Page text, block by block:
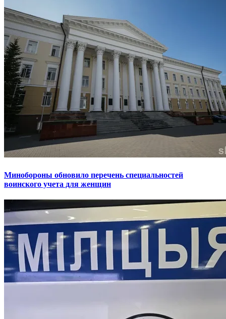
Минобороны обновило перечень специальностей
воинского учета для женщин